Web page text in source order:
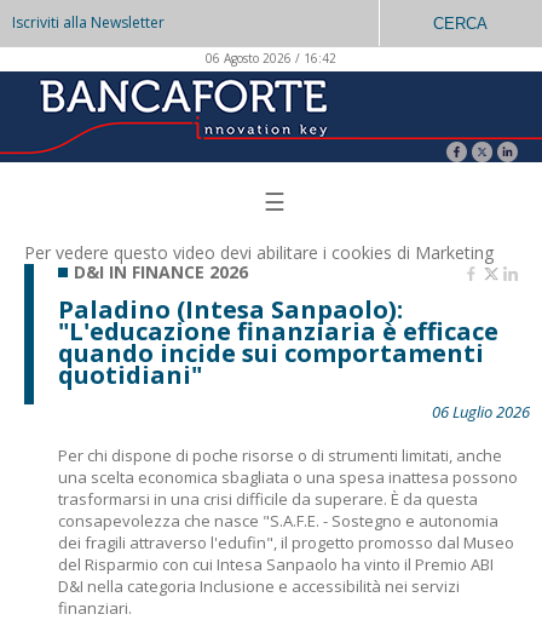
Iscriviti alla Newsletter CERCA
06 Agosto 2026 / 16:42
☰
Per vedere questo video devi abilitare i cookies di Marketing
D&I IN FINANCE 2026
Paladino (Intesa Sanpaolo):
"L'educazione finanziaria è efficace
quando incide sui comportamenti
quotidiani"
06 Luglio 2026
Per chi dispone di poche risorse o di strumenti limitati, anche
una scelta economica sbagliata o una spesa inattesa possono
trasformarsi in una crisi difficile da superare. È da questa
consapevolezza che nasce "S.A.F.E. - Sostegno e autonomia
dei fragili attraverso l'edufin", il progetto promosso dal Museo
del Risparmio con cui Intesa Sanpaolo ha vinto il Premio ABI
D&I nella categoria Inclusione e accessibilità nei servizi
finanziari.